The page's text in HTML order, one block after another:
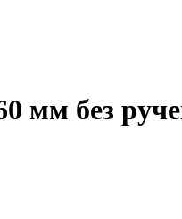
мм без